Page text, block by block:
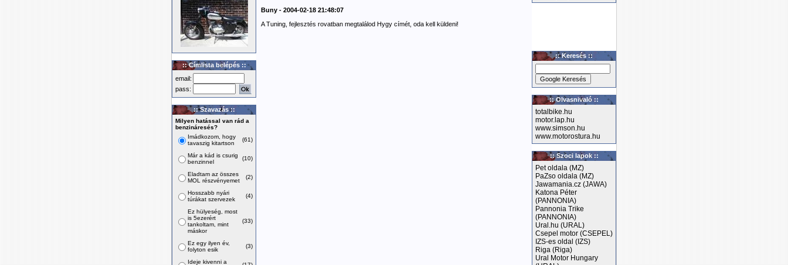
:: Címlista belépés ::
email:
pass:
:: Szavazás ::
Milyen hatással van rád a
benzináresés?
Imádkozom, hogy
tavaszig kitartson
(61)
Már a kád is csurig
benzinnel
(10)
Eladtam az összes
MOL részvényemet
(2)
Hosszabb nyári
túrákat szervezek
(4)
Ez hülyeség, most
is 5ezerért
tankoltam, mint
máskor
(33)
Ez egy ilyen év,
folyton esik
(3)
Ideje kivenni a
Buny - 2004-02-18 21:48:07
A Tuning, fejlesztés rovatban megtalálod Hygy címét, oda kell küldeni!
:: Keresés ::
:: Olvasnivaló ::
totalbike.hu
motor.lap.hu
www.simson.hu
www.motorostura.hu
:: Szoci lapok ::
Pet oldala (MZ)
PaZso oldala (MZ)
Jawamania.cz (JAWA)
Katona Péter
(PANNONIA)
Pannonia Trike
(PANNONIA)
Ural.hu (URAL)
Csepel motor (CSEPEL)
IZS-es oldal (IZS)
Riga (Riga)
Ural Motor Hungary